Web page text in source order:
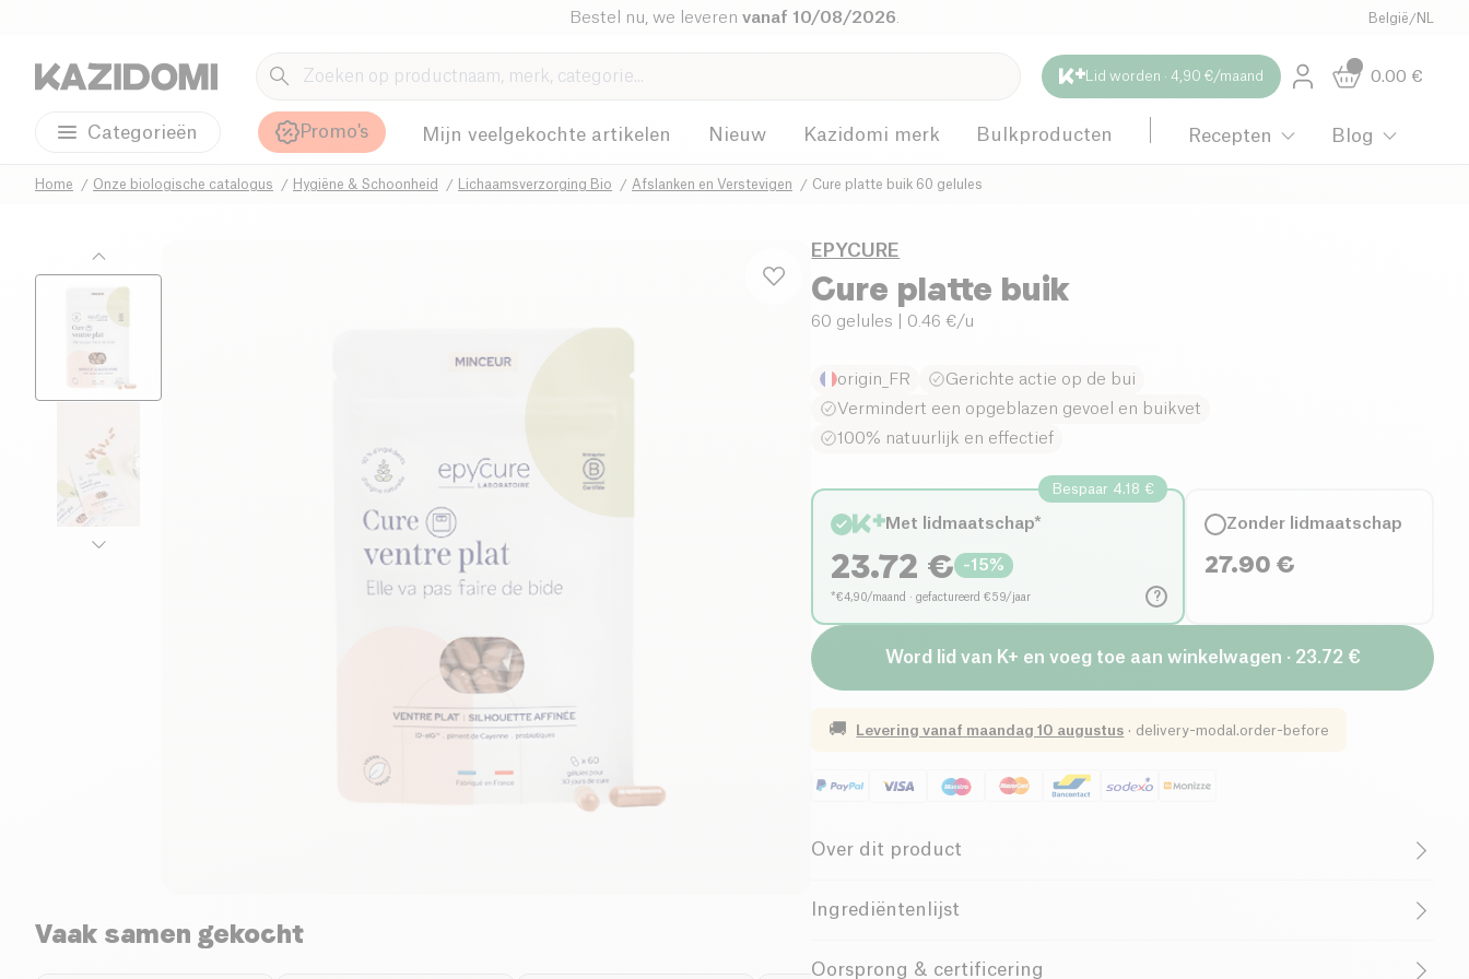
Bestel nu, we leveren vanaf 10/08/2026 België /NL
Lid worden · 4,90 €/maand 0.00 €
Categorieën Promo's Mijn veelgekochte artikelen Nieuw Kazidomi merk Bulkproducten Recepten Blog
Home Onze biologische catalogus Hygiëne & Schoonheid Lichaamsverzorging Bio Afslanken en Verstevigen Cure platte buik 60 gelules
Vaak samen gekocht
EPYCURE
Cure platte buik
60 gelules | 0.46 €/u
origin_FR
Gerichte actie op de bui
Vermindert een opgeblazen gevoel en buikvet
100% natuurlijk en effectief
?
Bespaar 4.18 €
Met lidmaatschap*
23.72 € -15%
*€4,90/maand · gefactureerd €59/jaar
Zonder lidmaatschap
27.90 €
Word lid van K+ en voeg toe aan winkelwagen · 23.72 €
🚚 Levering vanaf maandag 10 augustus · delivery-modal.order-before
Over dit product
Vegan Glutenvrij (ingrediënten)
Ingrediëntenlijst
vinifera L. - sulfiet ) - Acaciavezels - Capsulehuls: hypromellose -
Oorsprong & certificering